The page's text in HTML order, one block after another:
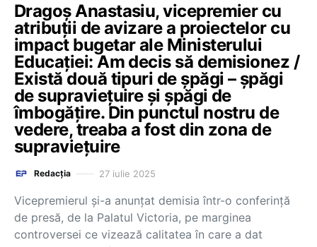
Dragoș Anastasiu, vicepremier cu
atribuții de avizare a proiectelor cu
impact bugetar ale Ministerului
Educației: Am decis să demisionez /
Există două tipuri de şpăgi – şpăgi
de supravieţuire şi şpăgi de
îmbogăţire. Din punctul nostru de
vedere, treaba a fost din zona de
supravieţuire
Redacția 27 iulie 2025
Vicepremierul și-a anunțat demisia într-o conferință
de presă, de la Palatul Victoria, pe marginea
controversei ce vizează calitatea în care a dat